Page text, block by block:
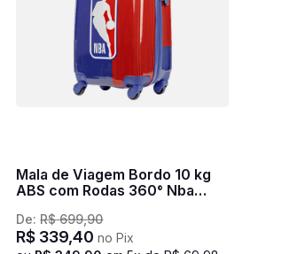
Mala de Viagem Bordo 10 kg
ABS com Rodas 360° Nba
De:R$ 699,90
R$ 339,40 no Pix